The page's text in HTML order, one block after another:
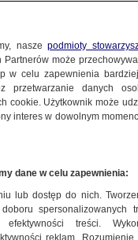
naszepodmioty
Partnerów może
w celu zapewnienia
przetwarzanie danych
cookie. Użytkownik może
interes w dowolnym
dane w celu zapewnienia:
lub dostęp do nich.
spersonalizowanych
efektywności treści.
reklam.